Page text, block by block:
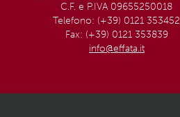
C.F. e P.IVA 09655250018
Telefono: (+39) 0121 353452
Fax: (+39) 0121 353839
info@effata.it